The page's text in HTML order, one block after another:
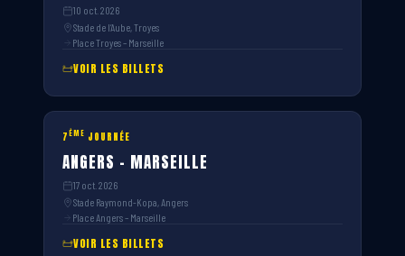
10 oct. 2026
Stade de l’Aube, Troyes
Place Troyes – Marseille
VOIR LES BILLETS
7ÈME JOURNÉE
ANGERS – MARSEILLE
17 oct. 2026
Stade Raymond-Kopa, Angers
Place Angers – Marseille
VOIR LES BILLETS